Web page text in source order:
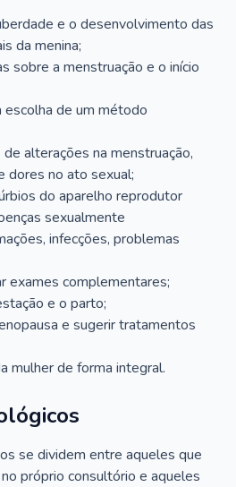
e o desenvolvimento das
da menina;
sobre a menstruação e o início
escolha de um método
alterações na menstruação,
dores no ato sexual;
do aparelho reprodutor
sexualmente
infecções, problemas
exames complementares;
e o parto;
e sugerir tratamentos
mulher de forma integral.
se dividem entre aqueles que
próprio consultório e aqueles